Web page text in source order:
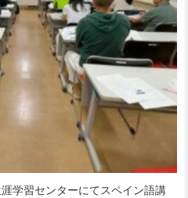
学習センターにてスペイン語講